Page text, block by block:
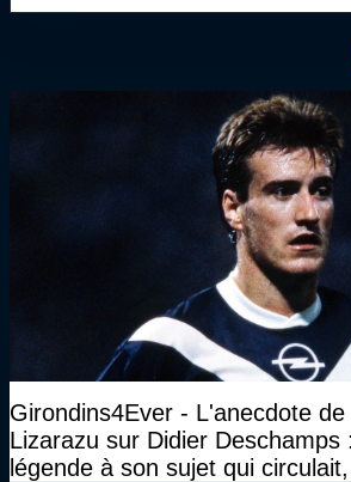
Girondins4Ever - L'anecdote
Lizarazu sur Didier Deschamps
légende à son sujet qui